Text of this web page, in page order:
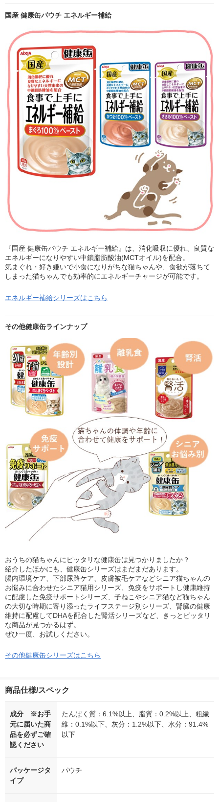
国産 健康缶パウチ エネルギー補給
『国産 健康缶パウチ エネルギー補給』は、消化吸収に優れ、良質な
エネルギーになりやすい中鎖脂肪酸油(MCTオイル)を配合。
気まぐれ・好き嫌いで小食になりがちな猫ちゃんや、食欲が落ちて
しまった猫ちゃんでも効率的にエネルギーチャージが可能です。
エネルギー補給シリーズはこちら
その他健康缶ラインナップ
おうちの猫ちゃんにピッタリな健康缶は見つかりましたか？
紹介したほかにも、健康缶シリーズはまだまだあります。
腸内環境ケア、下部尿路ケア、皮膚被毛ケアなどシニア猫ちゃんの
お悩みに合わせたシニア猫用シリーズ、免疫をサポートし健康維持
に配慮した免疫サポートシリーズ、子ねこやシニア猫など猫ちゃん
の大切な時期に寄り添ったライフステージ別シリーズ、腎臓の健康
維持に配慮してDHAを配合した腎活シリーズなど、きっとピッタリ
な商品が見つかるはず。
ぜひ一度、お試しください。
その他健康缶シリーズはこちら
商品仕様/スペック
成分 ※お手
元に届いた商
品を必ずご確
認ください
たんぱく質：6.1%以上、脂質：0.2%以上、粗繊
維：0.1%以下、灰分：1.2%以下、水分：91.4%
以下
パッケージタ
イプ
パウチ